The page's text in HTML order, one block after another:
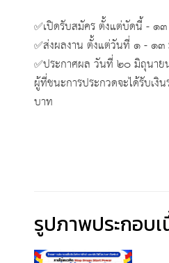
✅เปิดรับสมัคร ตั้งแต่บัดนี้ -
✅ส่งผลงาน ตั้งแต่วันที่ ๑ - ๑
✅ประกาศผล วันที่ ๒๐ มิถุนา
ผู้ที่ชนะการประกวดจะได้รับเ
บาท
รูปภาพประกอบเ